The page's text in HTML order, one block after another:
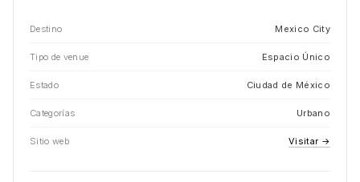
Destino Mexico City
Tipo de venue Espacio Único
Estado Ciudad de México
Categorías Urbano
Sitio web Visitar →